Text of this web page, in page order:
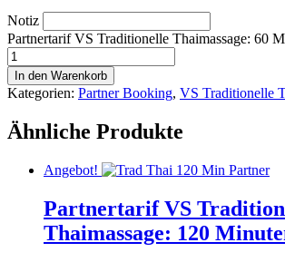
Notiz
Partnertarif VS Traditionelle Thaimassage: 60
In den Warenkorb
Kategorien: Partner Booking, VS Traditionelle
Ähnliche Produkte
Angebot!
Partnertarif VS
Thaimassage: 120